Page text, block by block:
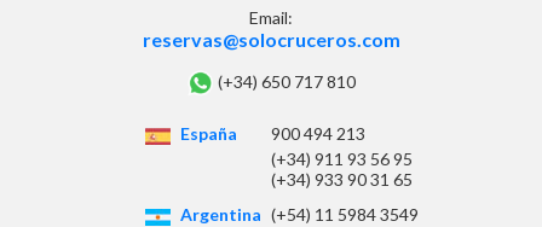
Email:
reservas@solocruceros.com
(+34) 650 717 810
España
900 494 213
(+34) 911 93 56 95
(+34) 933 90 31 65
Argentina (+54) 11 5984 3549